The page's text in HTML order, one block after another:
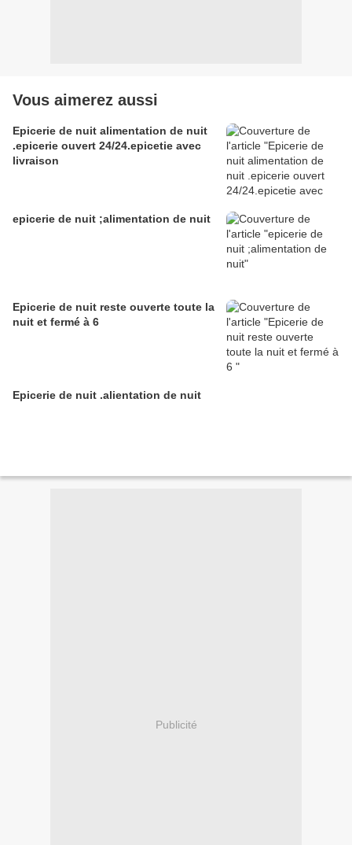
Vous aimerez aussi
Epicerie de nuit alimentation de nuit
.epicerie ouvert 24/24.epicetie avec
livraison
epicerie de nuit ;alimentation de nuit
Epicerie de nuit reste ouverte toute la
nuit et fermé à 6
Epicerie de nuit .alientation de nuit
Publicité